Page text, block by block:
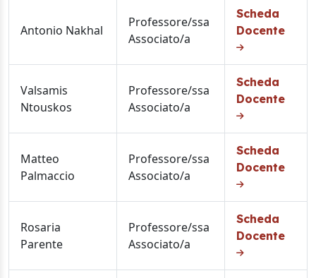
Antonio Nakhal
Professore/ssa
Associato/a
Scheda
Docente
Valsamis
Ntouskos
Professore/ssa
Associato/a
Scheda
Docente
Matteo
Palmaccio
Professore/ssa
Associato/a
Scheda
Docente
Rosaria
Parente
Professore/ssa
Associato/a
Scheda
Docente